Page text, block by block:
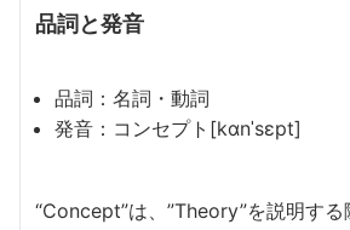
品詞と発音
品詞：名詞・動詞
発音：コンセプト[kɑnˈsɛpt]
“Concept”は、”Theory”を説明す